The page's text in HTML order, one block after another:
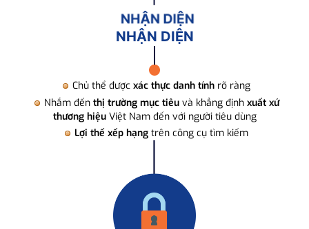
NHẬN DIỆN
Chủ thể được xác thực danh tính rõ ràng
Nhắm đến thị trường mục tiêuvà khẳng định xuất xứ
thương hiệuViệt Nam đến với người tiêu dùng
Lợi thế xếp hạng trên công cụ tìm kiếm